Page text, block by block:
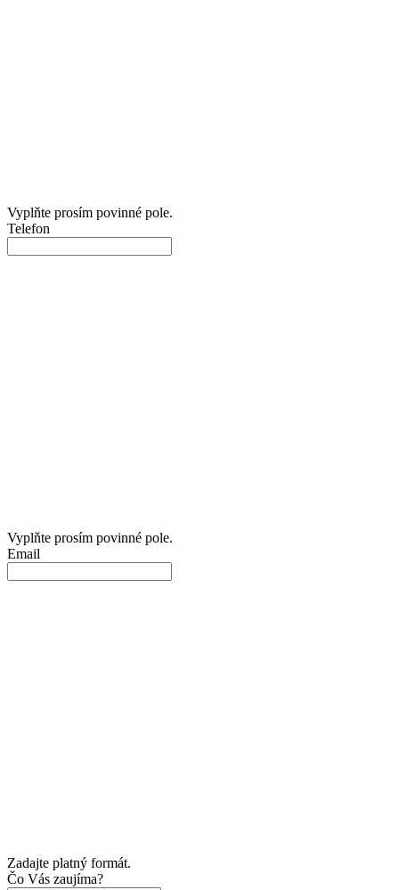
Vyplňte prosím povinné pole.
Telefon
Vyplňte prosím povinné pole.
Email
Zadajte platný formát.
Čo Vás zaujíma?